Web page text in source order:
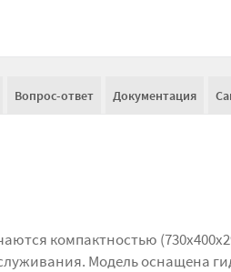
Вопрос-ответ Документация
компактностью
Модель оснащена